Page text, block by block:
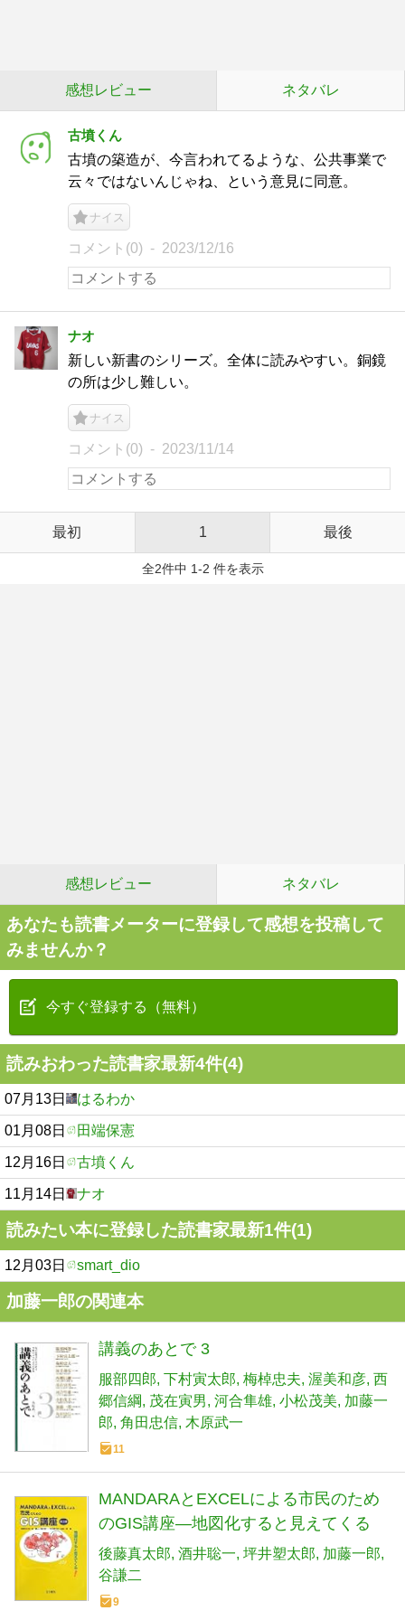
感想レビュー ネタバレ
古墳くん
古墳の築造が、今言われてるような、公共事業で
云々ではないんじゃね、という意見に同意。
ナイス
コメント(0) 2023/12/16
ナオ
新しい新書のシリーズ。全体に読みやすい。銅鏡
の所は少し難しい。
ナイス
コメント(0) 2023/11/14
最初 1 最後
全2件中 1-2 件を表示
感想レビュー ネタバレ
あなたも読書メーターに登録して感想を投稿して
みませんか？
今すぐ登録する（無料）
読みおわった読書家最新4件(4)
07月13日 はるわか
01月08日 田端保憲
12月16日 古墳くん
11月14日 ナオ
読みたい本に登録した読書家最新1件(1)
12月03日 smart_dio
加藤一郎の関連本
講義のあとで 3
服部四郎 下村寅太郎 梅棹忠夫 渥美和彦 西
郷信綱
茂在寅男 河合隼雄 小松茂美 加藤一
郎 角田忠信 木原武一
11
MANDARAとEXCELによる市民のため
のGIS講座―地図化すると見えてくる
後藤真太郎 酒井聡一 坪井塑太郎 加藤一郎
谷謙二
9